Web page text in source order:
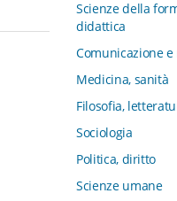
tra tradizioni,
Collana del
Aziendali,
Sociologia e
Università di
Collana di Clinica
Scienze della
didattica
Comunicazione
Medicina, sanità
Filosofia,
Sociologia
Politica, diritto
Scienze umane